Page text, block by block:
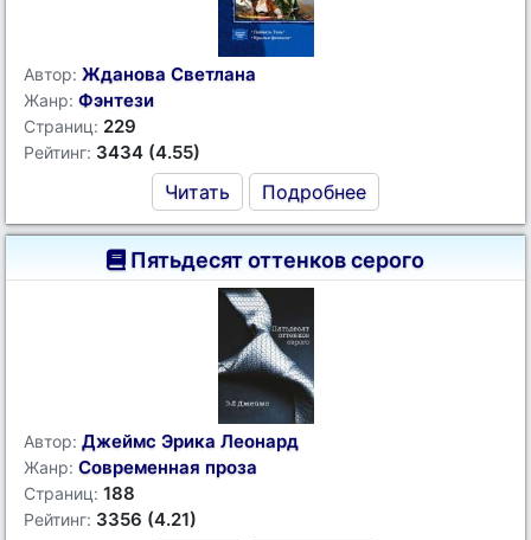
Автор: Жданова Светлана
Жанр: Фэнтези
Страниц: 229
Рейтинг: 3434 (4.55)
Читать Подробнее
Пятьдесят оттенков серого
Автор: Джеймс Эрика Леонард
Жанр: Современная проза
Страниц: 188
Рейтинг: 3356 (4.21)